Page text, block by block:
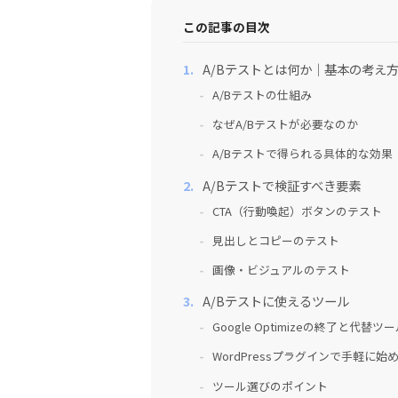
この記事の目次
A/Bテストとは何か｜基本の考え方
A/Bテストの仕組み
なぜA/Bテストが必要なのか
A/Bテストで得られる具体的な効果
A/Bテストで検証すべき要素
CTA（行動喚起）ボタンのテスト
見出しとコピーのテスト
画像・ビジュアルのテスト
A/Bテストに使えるツール
Google Optimizeの終了と代替ツー
WordPressプラグインで手軽に始
ツール選びのポイント